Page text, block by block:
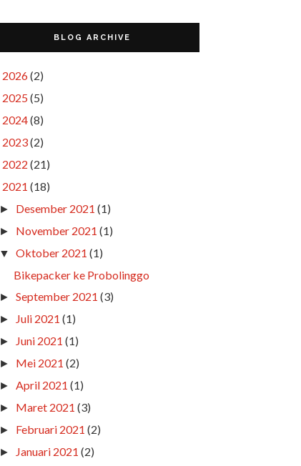
BLOG ARCHIVE
2026(2)
2025(5)
2024(8)
2023(2)
2022 (21)
2021 (18)
► Desember 2021 (1)
► November 2021 (1)
▼ Oktober 2021 (1)
Bikepacker ke Probolinggo
►September 2021 (3)
► Juli 2021 (1)
► Juni 2021 (1)
► Mei 2021 (2)
►April 2021 (1)
► Maret 2021 (3)
► Februari 2021 (2)
► Januari 2021 (2)